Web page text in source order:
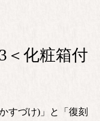
＜化粧箱付
すづけ)」と「復刻